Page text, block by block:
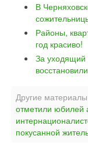
В
Районы,
год красиво!
За уходящий
Другие материалы
отметили юбилей
покусанной